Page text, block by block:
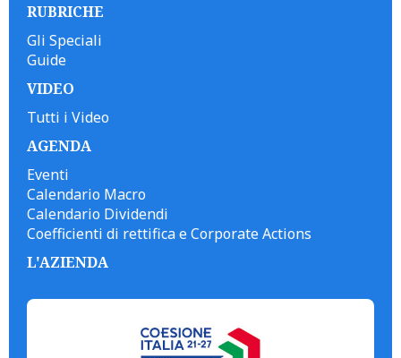
RUBRICHE
Gli Speciali
Guide
VIDEO
Tutti i Video
AGENDA
Eventi
Calendario Macro
Calendario Dividendi
Coefficienti di rettifica e Corporate Actions
L'AZIENDA